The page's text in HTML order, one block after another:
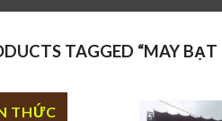
TAGGED “MAY
THỨC